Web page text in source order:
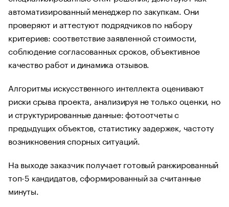
автоматизированный менеджер по закупкам. Они
проверяют и аттестуют подрядчиков по набору
критериев: соответствие заявленной стоимости,
соблюдение согласованных сроков, объективное
качество работ и динамика отзывов.
Алгоритмы искусственного интеллекта оценивают
риски срыва проекта, анализируя не только оценки, но
и структурированные данные: фотоотчеты с
предыдущих объектов, статистику задержек, частоту
возникновения спорных ситуаций.
На выходе заказчик получает готовый ранжированный
топ-5 кандидатов, сформированный за считанные
минуты.